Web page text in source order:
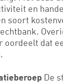
en
soort
oordeelt dat
De